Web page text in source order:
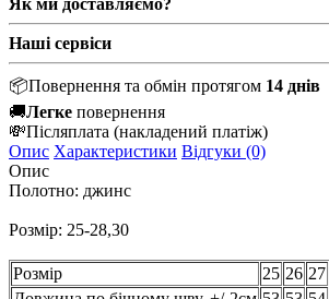
Наші сервіси
📦Повернення та обмін протягом 14 днів
🚚Легке повернення
💸Післяплата (накладений платіж)
Опис Характеристики Відгуки (0)
Опис
Полотно: джинс
Розмір: 25-28,30
Розмір 25 26 27